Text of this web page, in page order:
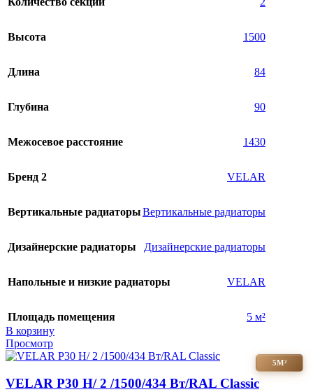
Высота 1500
Длина 84
Глубина 90
Межосевое расстояние 1430
Бренд 2 VELAR
Вертикальные радиаторыВертикальные радиаторы
Дизайнерские радиаторы Дизайнерские радиаторы
Напольные и низкие радиаторы VELAR
Площадь помещения
5 м²
В корзину
Просмотр
5М²
VELAR P30 H/ 2 /1500/434 Вт/RAL Classic